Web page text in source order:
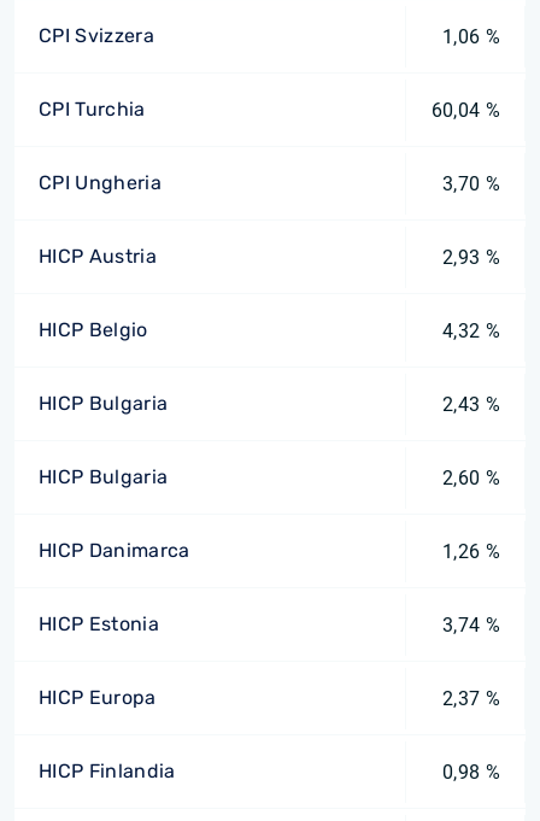
CPI Svizzera 1,06 %
CPI Turchia 60,04 %
CPI Ungheria 3,70 %
HICP Austria 2,93 %
HICP Belgio 4,32 %
HICP Bulgaria 2,43 %
HICP Bulgaria 2,60 %
HICP Danimarca 1,26 %
HICP Estonia 3,74 %
HICP Europa 2,37 %
HICP Finlandia 0,98 %